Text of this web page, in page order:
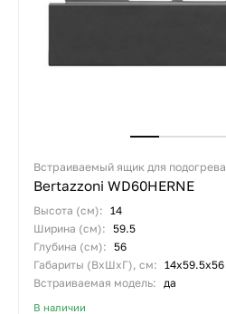
Встраиваемый ящик для подогрева
Bertazzoni WD60HERNE
Высота (см): 14
Ширина (см): 59.5
Глубина (см): 56
Габариты (ВхШхГ), см: 14x59.5x56
Встраиваемая модель: да
В наличии